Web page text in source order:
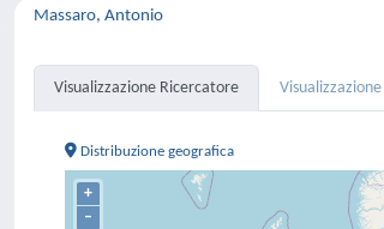
Massaro, Antonio
Visualizzazione Ricercatore
Distribuzione geografica
+
–